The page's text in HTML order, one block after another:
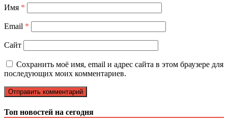
Имя *
Email *
Сайт
Сохранить моё имя, email и адрес сайта в этом браузере для
последующих моих комментариев.
Топ новостей на сегодня